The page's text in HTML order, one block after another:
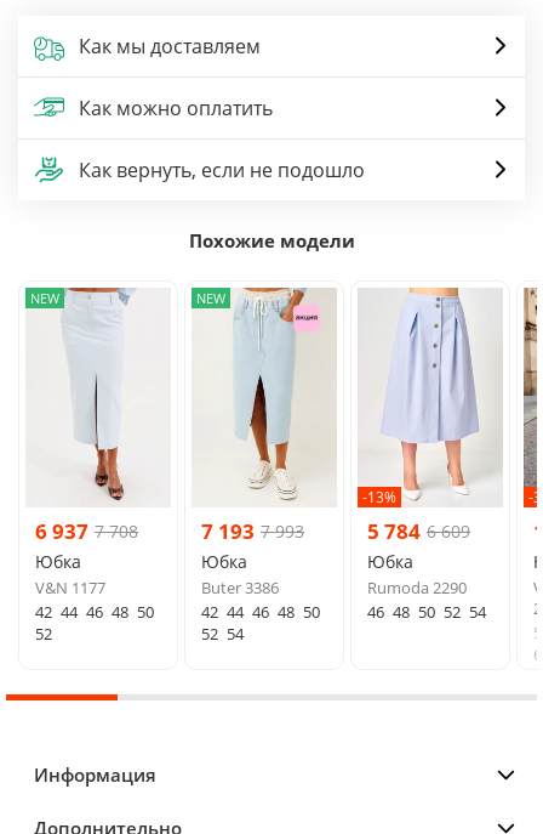
Как мы доставляем
Как можно оплатить
Как вернуть, если не подошло
Похожие модели
NEW
6 937 7 708
Юбка
V&N 1177
42 44 46 48 50
52
NEW
7 193 7 993
Юбка
Buter 3386
42 44 46 48 50
52 54
-13%
5 784 6 609
Юбка
Rumoda 2290
46 48 50 52 54
-
Информация
Дополнительно